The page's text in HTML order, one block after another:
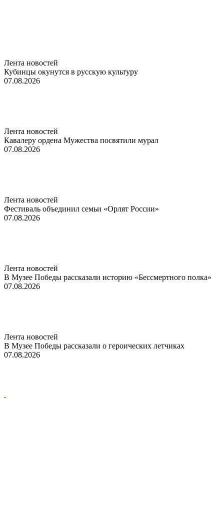
Лента новостей
Кубинцы окунутся в русскую культуру
07.08.2026
Лента новостей
Кавалеру ордена Мужества посвятили мурал
07.08.2026
Лента новостей
Фестиваль объединил семьи «Орлят России»
07.08.2026
Лента новостей
В Музее Победы рассказали историю «Бессмертного полка»
07.08.2026
Лента новостей
В Музее Победы рассказали о героических летчиках
07.08.2026